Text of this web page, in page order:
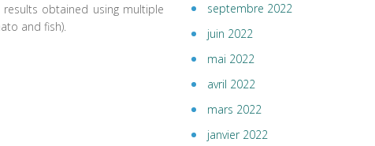
obtained using multiple
and fish).
septembre 2022
juin 2022
mai 2022
avril 2022
mars 2022
janvier 2022